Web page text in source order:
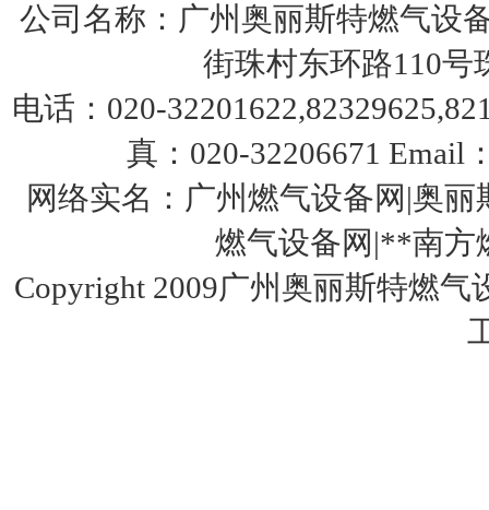
费希尔299H美国fisher调压器
美国fisher费希尔133HP调压器
公司名称：广州奥丽斯特燃气设
街珠村东环路110号
电话：020-
真：020-32206671 Email
网络实名：广州燃气设备网|奥
燃气设备网|**南方
Copyright 2009广州奥丽斯特燃气